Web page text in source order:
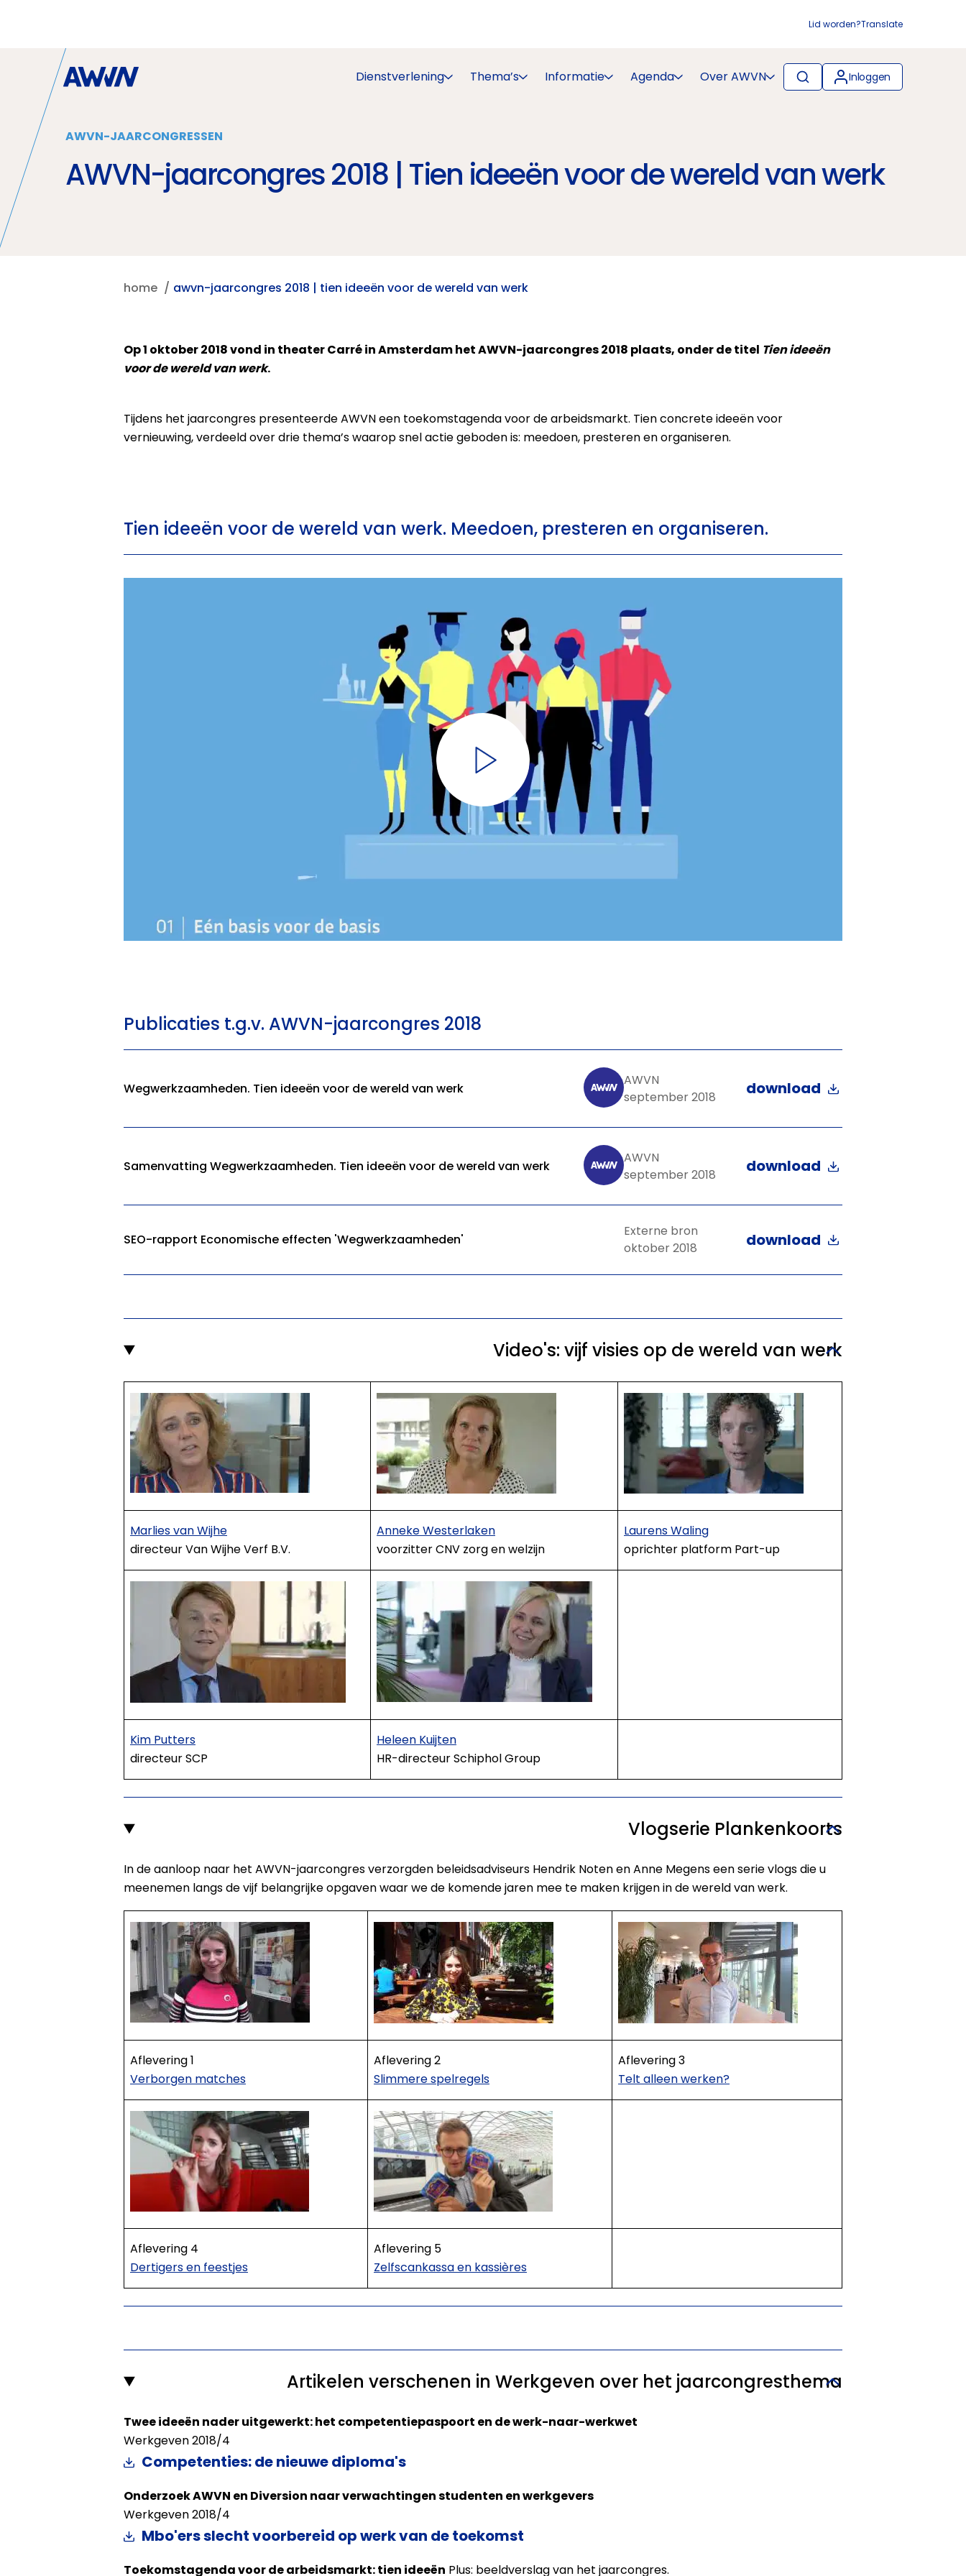
Lid worden?Translate
Dienstverlening Thema’s Informatie Agenda Over AWVN Inloggen
AWVN-JAARCONGRESSEN
AWVN-jaarcongres 2018 | Tien ideeën voor de wereld van werk
home awvn-jaarcongres 2018 | tien ideeën voor de wereld van werk
Op 1 oktober 2018 vond in theater Carré in Amsterdam het AWVN-jaarcongres 2018 plaats, onder de titel Tien ideeën
voor de wereld van werk.
Tijdens het jaarcongres presenteerde AWVN een toekomstagenda voor de arbeidsmarkt. Tien concrete ideeën voor
vernieuwing, verdeeld over drie thema’s waarop snel actie geboden is: meedoen, presteren en organiseren.
Tien ideeën voor de wereld van werk. Meedoen, presteren en organiseren.
Publicaties t.g.v. AWVN-jaarcongres 2018
Wegwerkzaamheden. Tien ideeën voor de wereld van werk
AWVN
september 2018
download
Samenvatting Wegwerkzaamheden. Tien ideeën voor de wereld van werk
AWVN
september 2018
download
SEO-rapport Economische effecten 'Wegwerkzaamheden'
Externe bron
oktober 2018
download
Video's: vijf visies op de wereld van werk
Marlies van Wijhe
directeur Van Wijhe Verf B.V.
Anneke Westerlaken
voorzitter CNV zorg en welzijn
Laurens Waling
oprichter platform Part-up
Kim Putters
directeur SCP
Heleen Kuijten
HR-directeur Schiphol Group
Vlogserie Plankenkoorts
In de aanloop naar het AWVN-jaarcongres verzorgden beleidsadviseurs Hendrik Noten en Anne Megens een serie vlogs die u
meenemen langs de vijf belangrijke opgaven waar we de komende jaren mee te maken krijgen in de wereld van werk.
Aflevering 1
Verborgen matches
Aflevering 2
Slimmere spelregels
Aflevering 3
Telt alleen werken?
Aflevering 4
Dertigers en feestjes
Aflevering 5
Zelfscankassa en kassières
Artikelen verschenen in Werkgeven over het jaarcongresthema
Twee ideeën nader uitgewerkt: het competentiepaspoort en de werk-naar-werkwet
Werkgeven 2018/4
Competenties: de nieuwe diploma's
Onderzoek AWVN en Diversion naar verwachtingen studenten en werkgevers
Werkgeven 2018/4
Mbo'ers slecht voorbereid op werk van de toekomst
Toekomstagenda voor de arbeidsmarkt: tien ideeën Plus: beeldverslag van het jaarcongres.